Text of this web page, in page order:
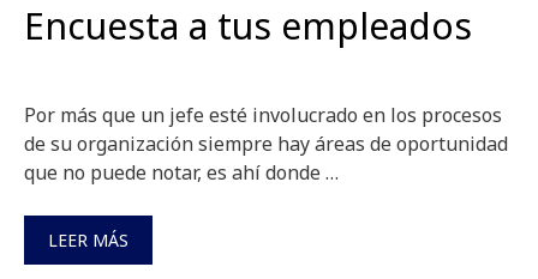
Encuesta a tus empleados
Por más que un jefe esté involucrado en los procesos
de su organización siempre hay áreas de oportunidad
que no puede notar, es ahí donde …
LEER MÁS